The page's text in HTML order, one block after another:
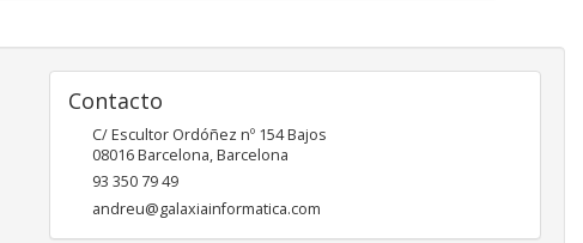
Contacto
C/ Escultor Ordóñez nº 154 Bajos
08016Barcelona,Barcelona
93 350 79 49
andreu@galaxiainformatica.com